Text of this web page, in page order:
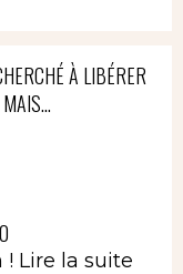
À LIBÉRER
! Lire la suite